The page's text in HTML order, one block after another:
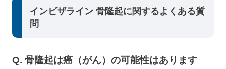
インビザライン 骨隆起に関するよくある質
問
Q. 骨隆起は癌（がん）の可能性はあります